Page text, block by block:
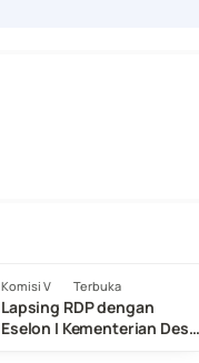
Komisi V Terbuka
Lapsing RDP dengan
Eselon I Kementerian Desa